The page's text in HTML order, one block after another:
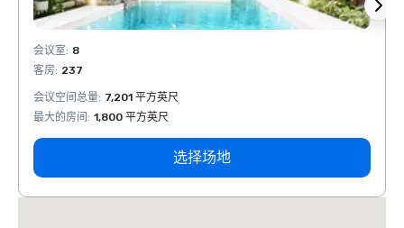
会议室: 8
客房: 237
会议空间总量: 7,201 平方英尺
最大的房间 : 1,800 平方英尺
选择场地